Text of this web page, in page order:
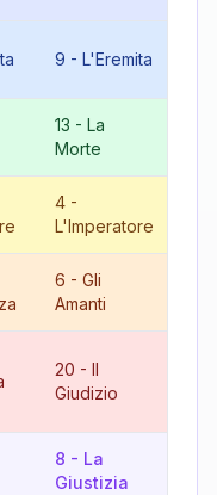
9 - L'Eremita
13 - La
Morte
4 -
L'Imperatore
6 - Gli
Amanti
20 - Il
Giudizio
8 - La
Giustizia